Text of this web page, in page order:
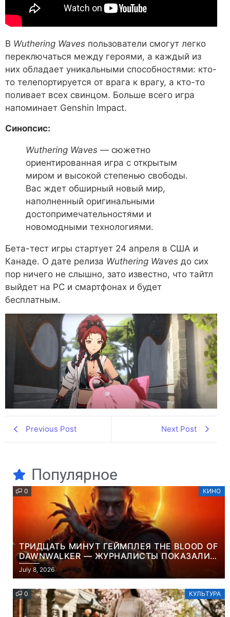
В Wuthering Waves пользователи смогут легко
переключаться между героями, а каждый из
них обладает уникальными способностями: кто-
то телепортируется от врага к врагу, а кто-то
поливает всех свинцом. Больше всего игра
напоминает Genshin Impact.
Синопсис:
Wuthering Waves — сюжетно
ориентированная игра с открытым
миром и высокой степенью свободы.
Вас ждет обширный новый мир,
наполненный оригинальными
достопримечательностями и
новомодными технологиями.
Бета-тест игры стартует 24 апреля в США и
Канаде. О дате релиза Wuthering Waves до сих
пор ничего не слышно, зато известно, что тайтл
выйдет на PC и смартфонах и будет
бесплатным.
Previous Post Next Post
Популярное
0 КИНО
ТРИДЦАТЬ МИНУТ ГЕЙМПЛЕЯ THE BLOOD OF
DAWNWALKER — ЖУРНАЛИСТЫ ПОКАЗАЛИ
НАЧАЛО НОВОЙ ИГРЫ ОТ ВЕТЕРАНОВ CD
PROJEKT RED
July 8, 2026
0 КУЛЬТУРА